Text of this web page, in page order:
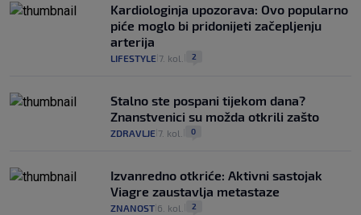
Kardiologinja upozorava: Ovo popularno
piće moglo bi pridonijeti začepljenju
arterija
LIFESTYLE 7. kol. 2
Stalno ste pospani tijekom dana?
Znanstvenici su možda otkrili zašto
ZDRAVLJE 7. kol. 0
Izvanredno otkriće: Aktivni sastojak
Viagre zaustavlja metastaze
ZNANOST 6. kol. 2